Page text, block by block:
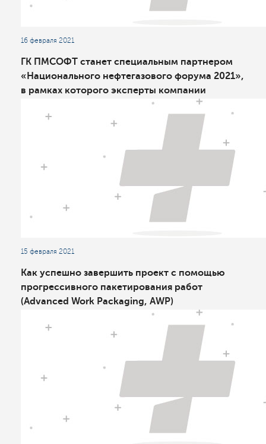
16 февраля 2021
ГК ПМСОФТ станет специальным партнером
«Национального нефтегазового форума 2021»,
в рамках которого эксперты компании
проведут круглый стол «Отвечая на вызовы в
нефтегазопереработке»
15 февраля 2021
Как успешно завершить проект с помощью
прогрессивного пакетирования работ
(Advanced Work Packaging, AWP)